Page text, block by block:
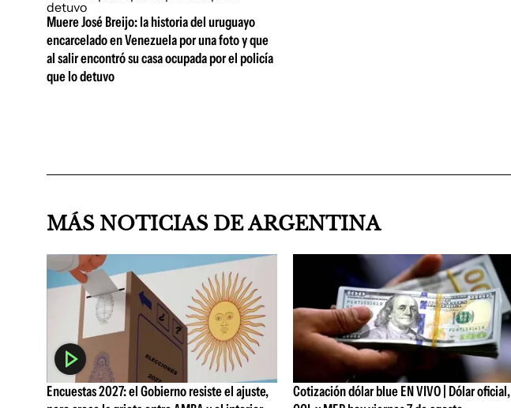
Muere José Breijo: la historia del uruguayo
encarcelado en Venezuela por una foto y que
al salir encontró su casa ocupada por el policía
que lo detuvo
MÁS NOTICIAS DE ARGENTINA
Encuestas 2027: el Gobierno resiste el ajuste,
Cotización dólar blue EN VIVO | Dólar oficial,